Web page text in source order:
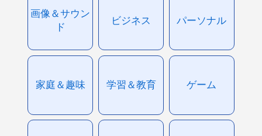
画像＆サウン
ド
ビジネス パーソナル
家庭＆趣味 学習＆教育 ゲーム